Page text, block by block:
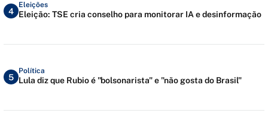
4
Eleições
Eleição: TSE cria conselho para monitorar IA e desinformação
5
Política
Lula diz que Rubio é "bolsonarista" e "não gosta do Brasil"